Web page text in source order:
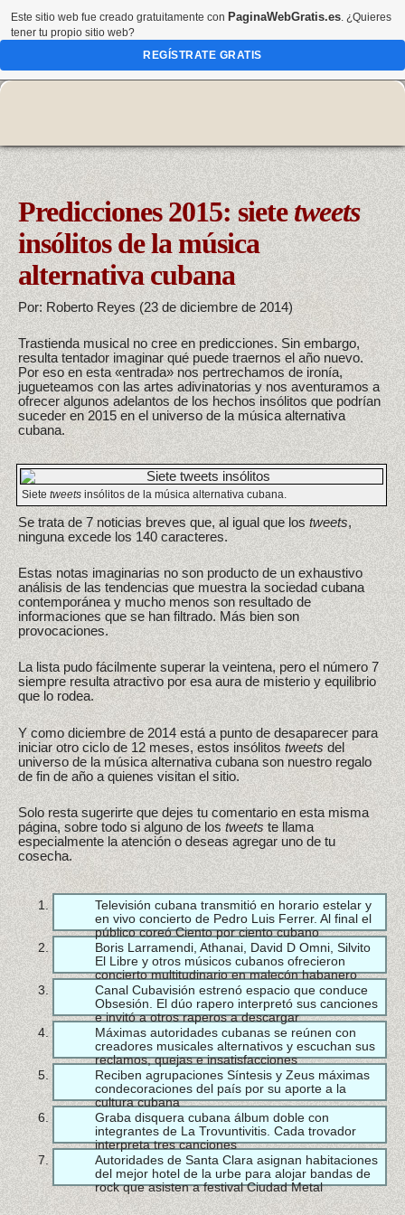
Predicciones 2015: sietetweets
insólitos de la música
alternativa cubana
Por: Roberto Reyes (23 de diciembre de 2014)
Trastienda musical no cree en predicciones. Sin embargo,
resulta tentador imaginar qué puede traernos el año nuevo.
Por eso en esta «entrada» nos pertrechamos de ironía,
jugueteamos con las artes adivinatorias y nos aventuramos a
ofrecer algunos adelantos de los hechos insólitos que podrían
suceder en 2015 en el universo de la música alternativa
cubana.
Siete tweets insólitos de la música alternativa cubana.
Se trata de 7 noticias breves que, al igual que los tweets,
ninguna excede los 140 caracteres.
Estas notas imaginarias no son producto de un exhaustivo
análisis de las tendencias que muestra la sociedad cubana
contemporánea y mucho menos son resultado de
informaciones que se han filtrado. Más bien son
provocaciones.
La lista pudo fácilmente superar la veintena, pero el número 7
siempre resulta atractivo por esa aura de misterio y equilibrio
que lo rodea.
Y como diciembre de 2014 está a punto de desaparecer para
iniciar otro ciclo de 12 meses, estos insólitostweetsdel
universo de la música alternativa cubana son nuestro regalo
de fin de año a quienes visitan el sitio.
Solo resta sugerirte que dejes tu comentario en esta misma
página, sobre todo si alguno de lostweetste llama
especialmente la atención o deseas agregar uno de tu
cosecha.
Televisión cubana transmitió en horario estelar y
en vivo concierto de Pedro Luis Ferrer. Al final el
público coreó Ciento por ciento cubano
Boris Larramendi, Athanai, David D Omni, Silvito
El Libre y otros músicos cubanos ofrecieron
concierto multitudinario en malecón habanero
Canal Cubavisión estrenó espacio que conduce
Obsesión. El dúo rapero interpretó sus canciones
e invitó a otros raperos a descargar
Máximas autoridades cubanas se reúnen con
creadores musicales alternativos y escuchan sus
reclamos, quejas e insatisfacciones
Reciben agrupaciones Síntesis y Zeus máximas
condecoraciones del país por su aporte a la
cultura cubana
Graba disquera cubana álbum doble con
integrantes de La Trovuntivitis. Cada trovador
interpreta tres canciones
Autoridades de Santa Clara asignan habitaciones
del mejor hotel de la urbe para alojar bandas de
rock que asisten a festival Ciudad Metal
Este sitio web fue creado gratuitamente con PaginaWebGratis.es. ¿Quieres
tener tu propio sitio web?
REGÍSTRATE GRATIS